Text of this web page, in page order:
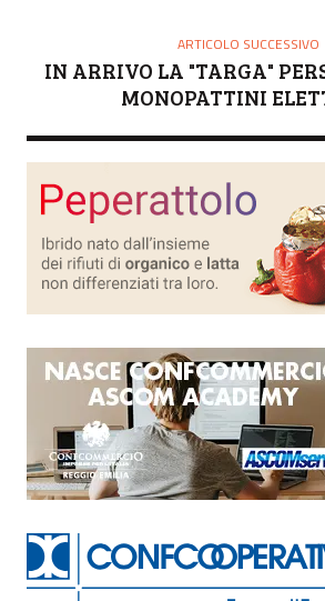
ARTICOLO SUCCESSIVO
IN ARRIVO LA "TARGA"
MONOPATTINI